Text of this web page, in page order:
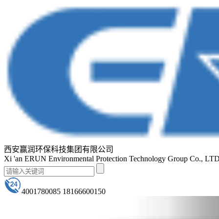
西安赢润环保科技集团有限公司
Xi 'an ERUN Environmental Protection Technology Group Co.,
4001780085 18166600150